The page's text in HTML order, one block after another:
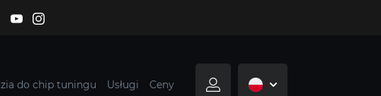
do chip tuningu Usługi Ceny